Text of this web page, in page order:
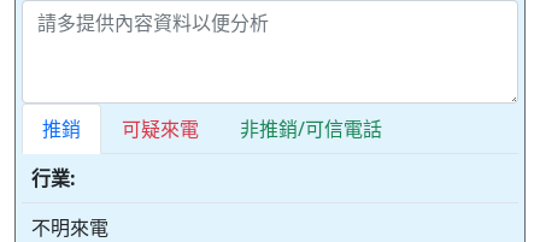
推銷 可疑來電
非推銷/可信電話
行業:
不明來電